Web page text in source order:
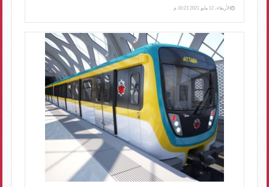
الأربعاء، 12 مايو 2021 10:23 م